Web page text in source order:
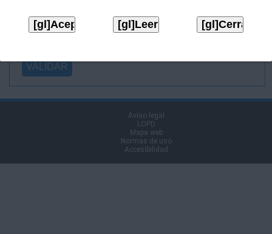
firma (.p7s):
Aviso legal
LOPD
Mapa web
Normas de uso
Accesibilidad